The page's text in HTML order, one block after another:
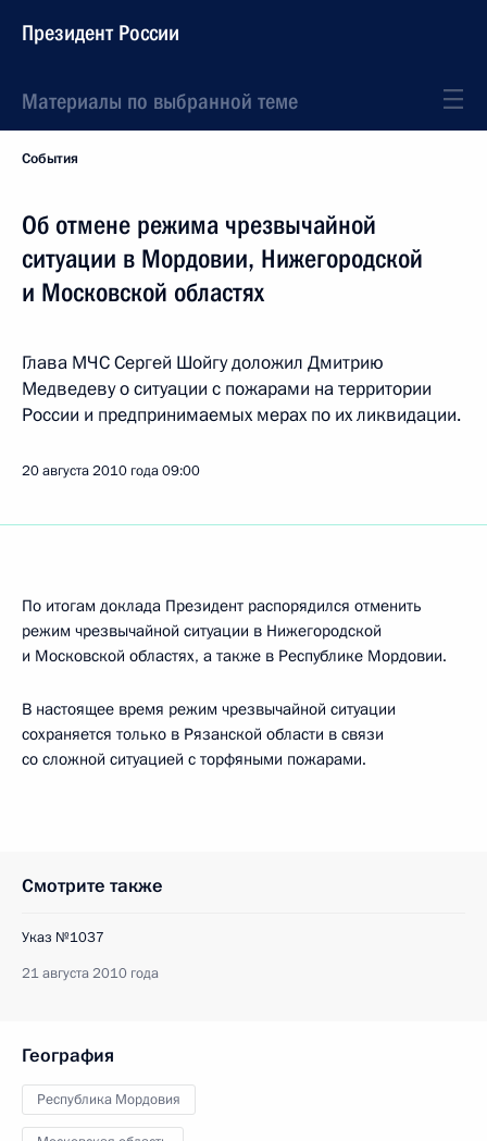
Президент России
Материалы по выбранной теме
События
Об отмене режима чрезвычайной
ситуации в Мордовии, Нижегородской
и Московской областях
Глава МЧС Сергей Шойгу доложил Дмитрию
Медведеву о ситуации с пожарами на территории
России и предпринимаемых мерах по их ликвидации.
20 августа 2010 года09:00
По итогам доклада Президент распорядился отменить
режим чрезвычайной ситуации в Нижегородской
и Московской областях, а также в Республике Мордовии.
В настоящее время режим чрезвычайной ситуации
сохраняется только в Рязанской области в связи
со сложной ситуацией с торфяными пожарами.
Смотрите также
Указ №1037
21 августа 2010 года
География
Республика Мордовия